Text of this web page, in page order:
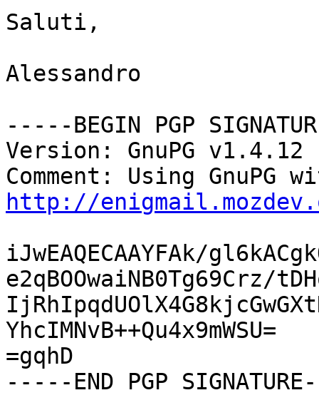
Saluti,
Alessandro
-----BEGIN PGP
Version: GnuPG v1.4.12
http://
iJwEAQECAAYFAk/
e2qBOOwaiNB0Tg69Crz/
YhcIMNvB++Qu4x9mWSU=
=gqhD
-----END PGP